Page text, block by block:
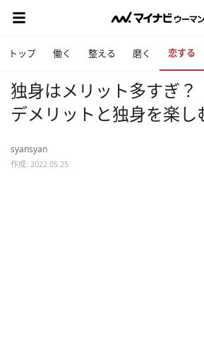
トップ 働く 整える 磨く 恋する
独身はメリット多すぎ
デメリットと独身を楽し
syansyan
作成: 2022.05.25